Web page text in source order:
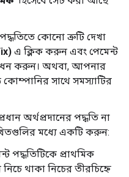
কোনো ত্রুটি দেখা
এ ক্লিক করুন এবং পেমেন্ট
করুন। অথবা, আপনার
কোম্পানির সাথে সমস্যাটির
অর্থপ্রদানের পদ্ধতি না
মধ্যে একটি করুন:
পদ্ধতিটিকে প্রাথমিক
থাকা নিচের তীরচিহ্নে